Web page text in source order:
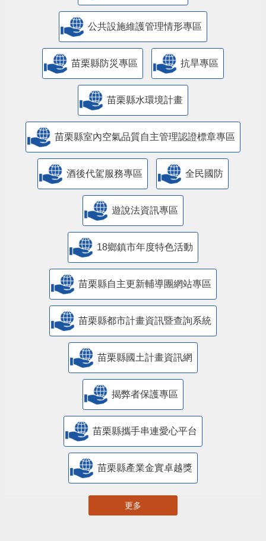
​公共設施維護管理情形專區
苗栗縣防災專區 抗旱專區
苗栗縣水環境計畫
苗栗縣室內空氣品質自主管理認證標章專區
酒後代駕服務專區 全民國防
遊說法資訊專區
18鄉鎮市年度特色活動
苗栗縣自主更新輔導團網站專區
苗栗縣都市計畫資訊暨查詢系統
苗栗縣國土計畫資訊網
揭弊者保護專區
苗栗縣攜手串連愛心平台
苗栗縣產業金實卓越獎
更多